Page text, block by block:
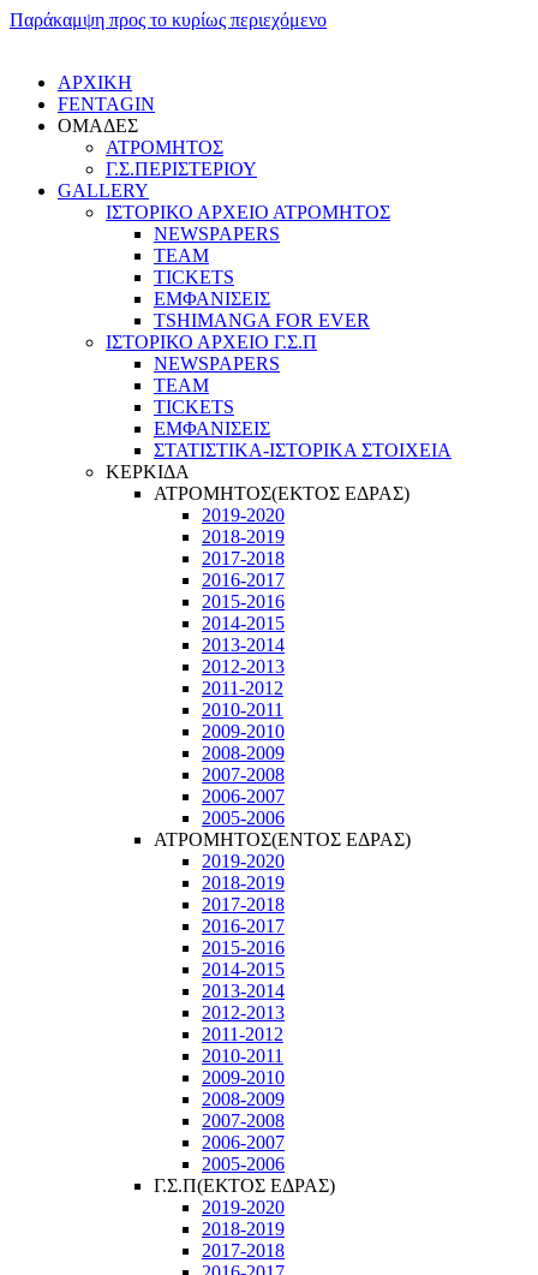
Παράκαμψη προς το κυρίως περιεχόμενο
ΑΡΧΙΚΗ
FENTAGIN
ΟΜΑΔΕΣ
ΑΤΡΟΜΗΤΟΣ
Γ.Σ.ΠEΡΙΣΤΕΡΙΟΥ
GALLERY
ΙΣΤΟΡΙΚΟ ΑΡΧΕΙΟ ΑΤΡΟΜΗΤΟΣ
NEWSPAPERS
TEAM
TICKETS
ΕΜΦΑΝΙΣΕΙΣ
TSHIMANGA FOR EVER
ΙΣΤΟΡΙΚΟ ΑΡΧΕΙΟ Γ.Σ.Π
NEWSPAPERS
TEAM
TICKETS
ΕΜΦΑΝΙΣΕΙΣ
ΣΤΑΤΙΣΤΙΚΑ-ΙΣΤΟΡΙΚΑ ΣΤΟΙΧΕΙΑ
ΚΕΡΚΙΔΑ
ΑΤΡΟΜΗΤΟΣ(ΕΚΤΟΣ ΕΔΡΑΣ)
2019-2020
2018-2019
2017-2018
2016-2017
2015-2016
2014-2015
2013-2014
2012-2013
2011-2012
2010-2011
2009-2010
2008-2009
2007-2008
2006-2007
2005-2006
ΑΤΡΟΜΗΤΟΣ(ΕΝΤΟΣ ΕΔΡΑΣ)
2019-2020
2018-2019
2017-2018
2016-2017
2015-2016
2014-2015
2013-2014
2012-2013
2011-2012
2010-2011
2009-2010
2008-2009
2007-2008
2006-2007
2005-2006
Γ.Σ.Π(ΕΚΤΟΣ ΕΔΡΑΣ)
2019-2020
2018-2019
2017-2018